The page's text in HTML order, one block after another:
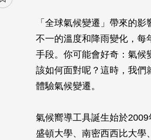
「全球氣候變遷」帶來的
不一的溫度和降雨變化，每
手段。你可能會好奇：氣候
該如何面對呢？這時，我們
體驗氣候變遷。
氣候嚮導工具誕生始於
盛頓大學、南密西西比大學